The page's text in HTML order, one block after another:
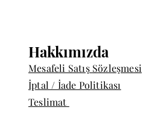
Hakkımızda
Mesafeli Satış Sözleşmesi
İptal / İade Politikası
Teslimat